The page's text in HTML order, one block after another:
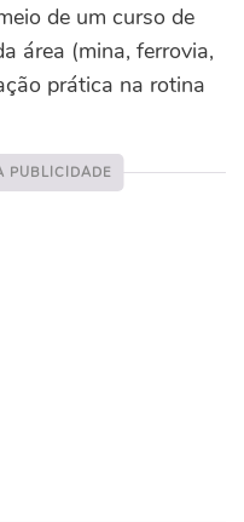
de um curso de
área (mina, ferrovia,
prática na rotina